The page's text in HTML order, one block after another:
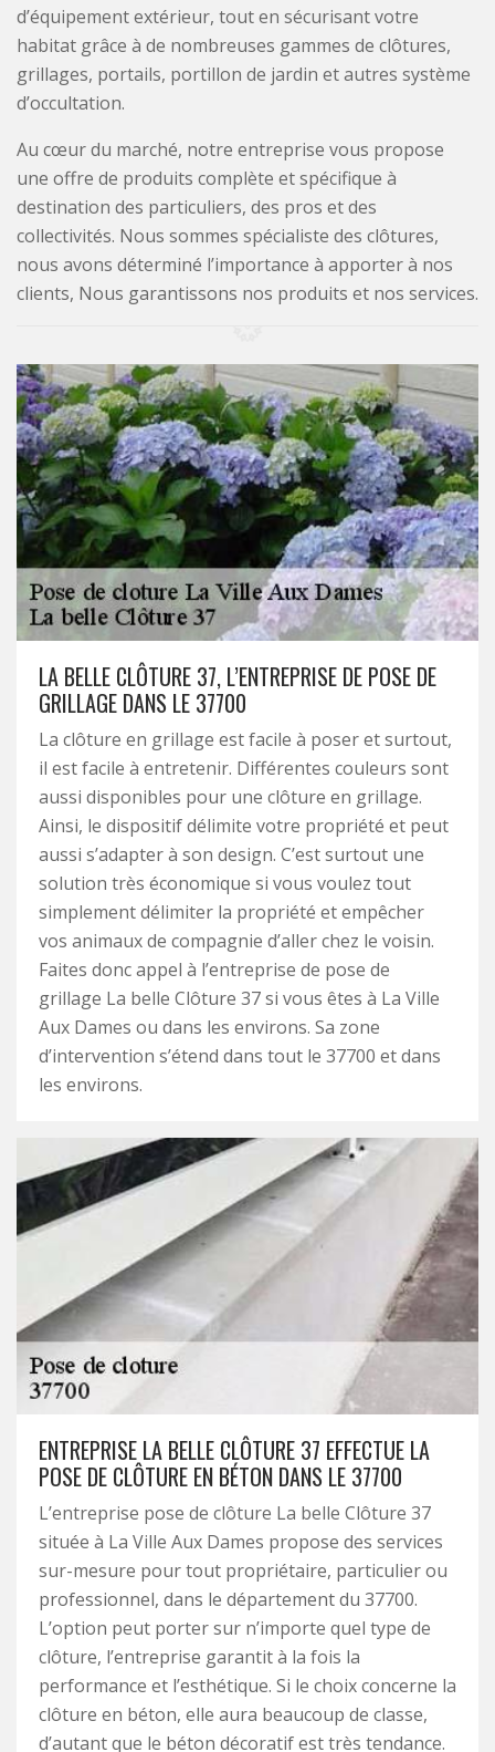
d’équipement extérieur, tout en sécurisant votre
habitat grâce à de nombreuses gammes de clôtures,
grillages, portails, portillon de jardin et autres système
d’occultation.
Au cœur du marché, notre entreprise vous propose
une offre de produits complète et spécifique à
destination des particuliers, des pros et des
collectivités. Nous sommes spécialiste des clôtures,
nous avons déterminé l’importance à apporter à nos
clients, Nous garantissons nos produits et nos services.
LA BELLE CLÔTURE 37, L’ENTREPRISE DE POSE DE
GRILLAGE DANS LE 37700
La clôture en grillage est facile à poser et surtout,
il est facile à entretenir. Différentes couleurs sont
aussi disponibles pour une clôture en grillage.
Ainsi, le dispositif délimite votre propriété et peut
aussi s’adapter à son design. C’est surtout une
solution très économique si vous voulez tout
simplement délimiter la propriété et empêcher
vos animaux de compagnie d’aller chez le voisin.
Faites donc appel à l’entreprise de pose de
grillage La belle Clôture 37 si vous êtes à La Ville
Aux Dames ou dans les environs. Sa zone
d’intervention s’étend dans tout le 37700 et dans
les environs.
ENTREPRISE LA BELLE CLÔTURE 37 EFFECTUE LA
POSE DE CLÔTURE EN BÉTON DANS LE 37700
L’entreprise pose de clôture La belle Clôture 37
située à La Ville Aux Dames propose des services
sur-mesure pour tout propriétaire, particulier ou
professionnel, dans le département du 37700.
L’option peut porter sur n’importe quel type de
clôture, l’entreprise garantit à la fois la
performance et l’esthétique. Si le choix concerne la
clôture en béton, elle aura beaucoup de classe,
d’autant que le béton décoratif est très tendance.